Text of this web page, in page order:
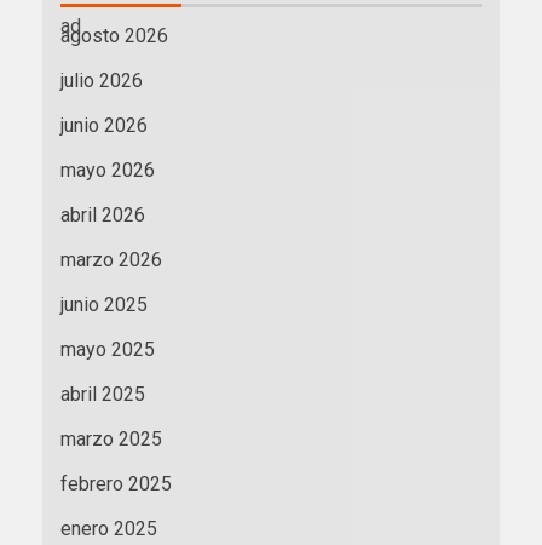
agosto 2026
julio 2026
junio 2026
mayo 2026
abril 2026
marzo 2026
junio 2025
mayo 2025
abril 2025
marzo 2025
febrero 2025
enero 2025